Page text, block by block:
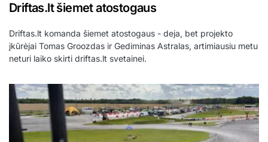
Driftas.lt šiemet atostogaus
Driftas.lt komanda šiemet atostogaus - deja, bet projekto
įkūrėjai Tomas Groozdas ir Gediminas Astralas, artimiausiu metu
neturi laiko skirti driftas.lt svetainei.